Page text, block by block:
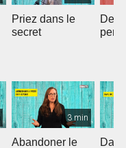
Priez dans le
secret
3 min
Abandoner le